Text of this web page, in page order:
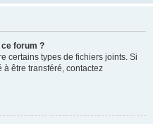
forum ?
certains types de fichiers joints. Si
à être transféré, contactez